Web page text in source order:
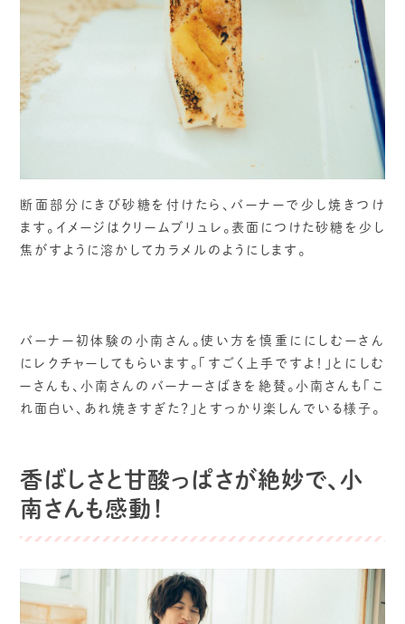
断面部分にきび砂糖を付けたら、バーナーで少し焼きつけ
ます。イメージはクリームブリュレ。表面につけた砂糖を少し
焦がすように溶かしてカラメルのようにします。
バーナー初体験の小南さん。使い方を慎重ににしむーさん
にレクチャーしてもらいます。「すごく上手ですよ！」とにしむ
ーさんも、小南さんのバーナーさばきを絶賛。小南さんも「こ
れ面白い、あれ焼きすぎた？」とすっかり楽しんでいる様子。
香ばしさと甘酸っぱさが絶妙で、小
南さんも感動！